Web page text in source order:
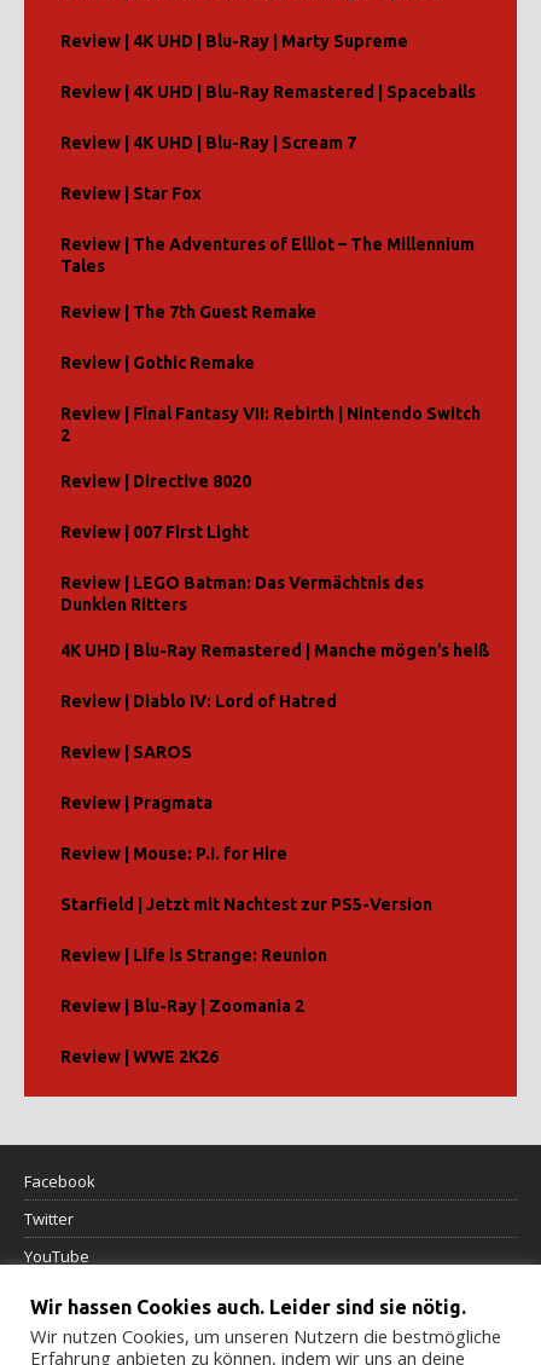
Review | 4K UHD | Blu-Ray | Marty Supreme
Review | 4K UHD | Blu-Ray Remastered | Spaceballs
Review | 4K UHD | Blu-Ray | Scream 7
Review | Star Fox
Review | The Adventures of Elliot – The Millennium
Tales
Review | The 7th Guest Remake
Review | Gothic Remake
Review | Final Fantasy VII: Rebirth | Nintendo Switch
2
Review | Directive 8020
Review | 007 First Light
Review | LEGO Batman: Das Vermächtnis des
Dunklen Ritters
4K UHD | Blu-Ray Remastered | Manche mögen’s heiß
Review | Diablo IV: Lord of Hatred
Review | SAROS
Review | Pragmata
Review | Mouse: P.I. for Hire
Starfield | Jetzt mit Nachtest zur PS5-Version
Review | Life is Strange: Reunion
Review | Blu-Ray | Zoomania 2
Review | WWE 2K26
Facebook
Twitter
YouTube
Datenschutzerklärung
Impressum
Wir hassen Cookies auch. Leider sind sie nötig.
Wir nutzen Cookies, um unseren Nutzern die bestmögliche
Erfahrung anbieten zu können, indem wir uns an deine